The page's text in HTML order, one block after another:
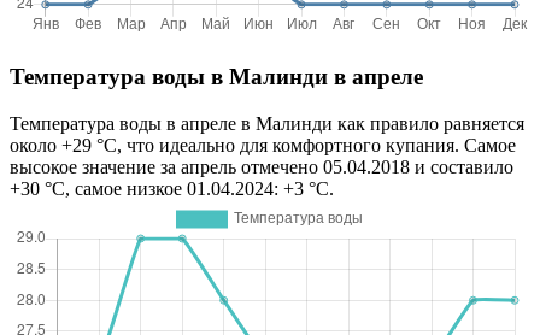
Температура воды в Малинди в апреле
Температура воды в апреле в Малинди как правило равняется
около +29 °C, что идеально для комфортного купания. Самое
высокое значение за апрель отмечено 05.04.2018 и составило
+30 °C, самое низкое 01.04.2024: +3 °C.